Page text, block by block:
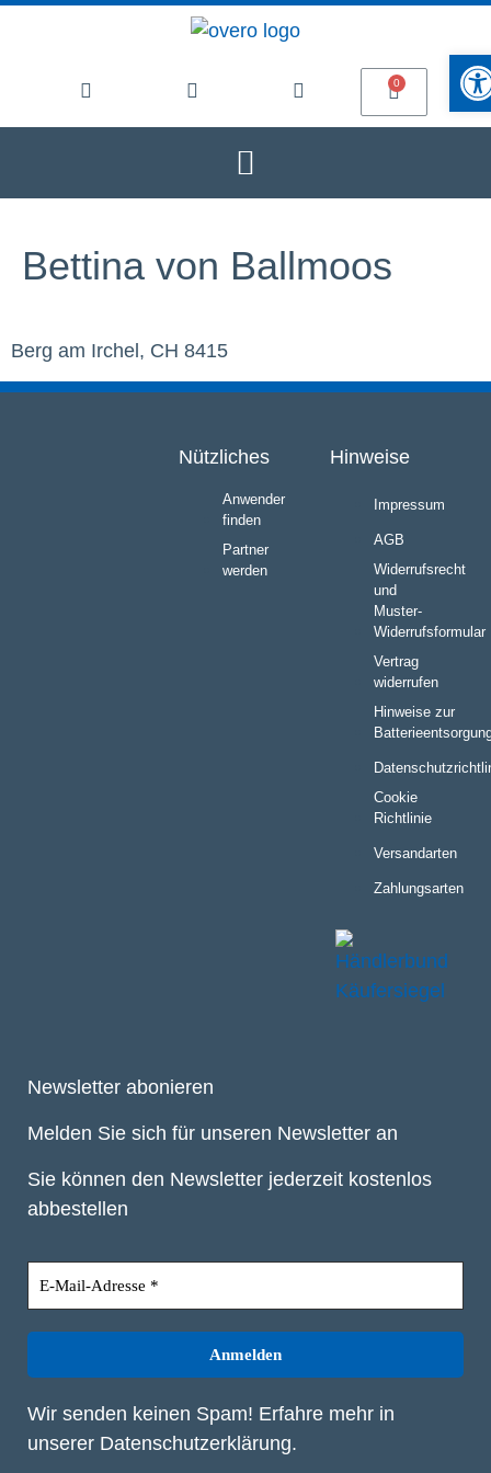
Bettina von Ballmoos
Berg am Irchel, CH 8415
Nützliches
Anwender
finden
Partner
werden
Hinweise
Impressum
AGB
Widerrufsrecht
und
Muster-
Widerrufsformular
Vertrag
widerrufen
Hinweise zur
Cookie
Richtlinie
Versandarten
Zahlungsarten
Newsletter abonieren
Melden Sie sich für unseren Newsletter an
Sie können den Newsletter jederzeit kostenlos
abbestellen
Wir senden keinen Spam! Erfahre mehr in
unserer Datenschutzerklärung.